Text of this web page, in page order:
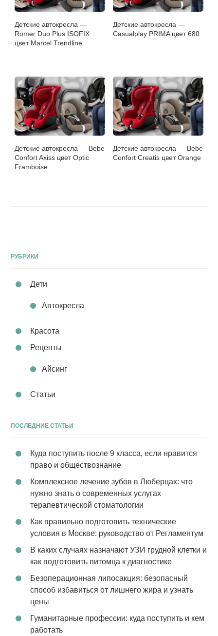
Детские автокресла —
Romer Duo Plus ISOFIX
цвет Marcel Trendline
Детские автокресла —
Casualplay PRIMA цвет 680
Детские автокресла — Bebe
Confort Axiss цвет Optic
Framboise
Детские автокресла — Bebe
Confort Creatis цвет Orange
РУБРИКИ
Дети
Автокресла
Красота
Рецепты
Айсинг
Статьи
ПОСЛЕДНИЕ СТАТЬИ
Куда поступить после 9 класса, если нравится
право и обществознание
Комплексное лечение зубов в Люберцах: что
нужно знать о современных услугах
терапевтической стоматологии
Как правильно подготовить технические
условия в Москве: руководство от Регламентум
В каких случаях назначают УЗИ грудной клетки и
как подготовить питомца к диагностике
Безоперационная липосакция: безопасный
способ избавиться от лишнего жира и узнать
цены
Гуманитарные профессии: куда поступить и кем
работать